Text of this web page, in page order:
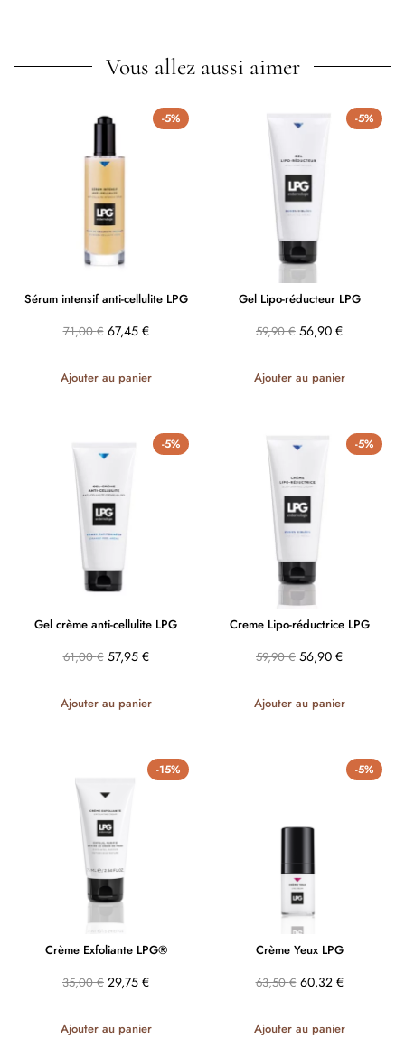
Vous allez aussi aimer
-5%
Sérum intensif anti-cellulite LPG
71,00€ 67,45 €
Ajouter au panier
-5%
Gel Lipo-réducteur LPG
59,90€ 56,90 €
Ajouter au panier
-5%
Gel crème anti-cellulite LPG
61,00€ 57,95 €
Ajouter au panier
-5%
Creme Lipo-réductrice LPG
59,90€ 56,90 €
Ajouter au panier
-15%
Crème Exfoliante LPG®
35,00€ 29,75 €
Ajouter au panier
-5%
Crème Yeux LPG
63,50€ 60,32 €
Ajouter au panier